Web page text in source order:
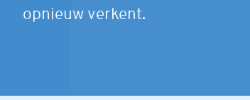
opnieuw verkent.